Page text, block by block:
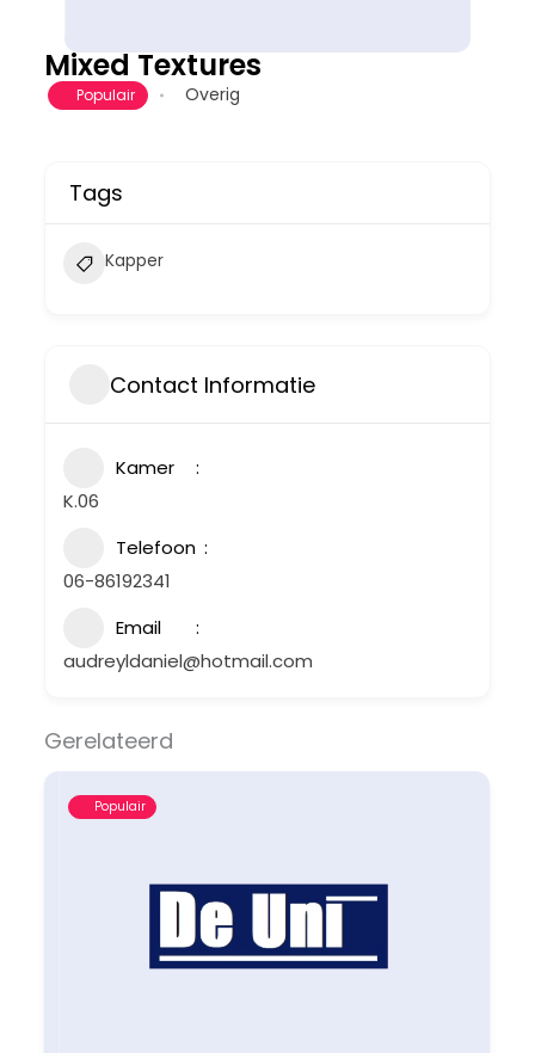
Mixed Textures
Populair Overig
Tags
Kapper
Contact Informatie
Kamer
K.06
Telefoon
06-86192341
Email
audreyldaniel@hotmail.com
Gerelateerd
Populair